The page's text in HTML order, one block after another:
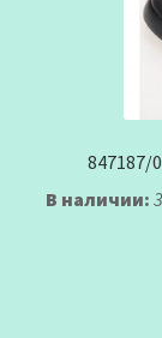
847187/
В наличии: